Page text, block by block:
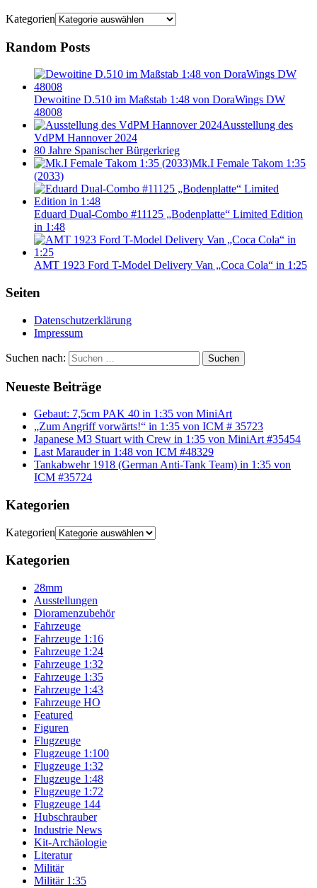
Kategorien
Random Posts
Dewoitine D.510 im Maßstab 1:48 von DoraWings DW
48008
Ausstellung des
VdPM Hannover 2024
80 Jahre Spanischer Bürgerkrieg
Mk.I Female Takom 1:35
(2033)
Eduard Dual-Combo #11125 „Bodenplatte“ Limited Edition
in 1:48
AMT 1923 Ford T-Model Delivery Van „Coca Cola“ in 1:25
Seiten
Datenschutzerklärung
Impressum
Suchen nach: Suchen
Neueste Beiträge
Gebaut: 7,5cm PAK 40 in 1:35 von MiniArt
„Zum Angriff vorwärts!“ in 1:35 von ICM # 35723
Japanese M3 Stuart with Crew in 1:35 von MiniArt #35454
Last Marauder in 1:48 von ICM #48329
Tankabwehr 1918 (German Anti-Tank Team) in 1:35 von
ICM #35724
Kategorien
Kategorien
Kategorien
28mm
Ausstellungen
Dioramenzubehör
Fahrzeuge
Fahrzeuge 1:16
Fahrzeuge 1:24
Fahrzeuge 1:32
Fahrzeuge 1:35
Fahrzeuge 1:43
Fahrzeuge HO
Featured
Figuren
Flugzeuge
Flugzeuge 1:100
Flugzeuge 1:32
Flugzeuge 1:48
Flugzeuge 1:72
Flugzeuge 144
Hubschrauber
Industrie News
Kit-Archäologie
Literatur
Militär
Militär 1:35